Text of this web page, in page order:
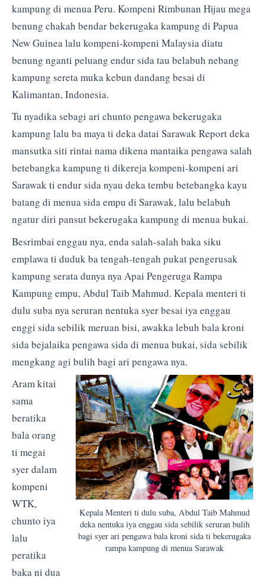
kampung di menua Peru. Kompeni Rimbunan Hijau mega
benung chakah bendar bekerugaka kampung di Papua
New Guinea lalu kompeni-kompeni Malaysia diatu
benung nganti peluang endur sida tau belabuh nebang
kampung sereta muka kebun dandang besai di
Kalimantan, Indonesia.
Tu nyadika sebagi ari chunto pengawa bekerugaka
kampung lalu ba maya ti deka datai Sarawak Report deka
mansutka siti rintai nama dikena mantaika pengawa salah
betebangka kampung ti dikereja kompeni-kompeni ari
Sarawak ti endur sida nyau deka tembu betebangka kayu
batang di menua sida empu di Sarawak, lalu belabuh
ngatur diri pansut bekerugaka kampung di menua bukai.
Besrimbai enggau nya, enda salah-salah baka siku
emplawa ti duduk ba tengah-tengah pukat pengerusak
kampung serata dunya nya Apai Pengeruga Rampa
Kampung empu, Abdul Taib Mahmud. Kepala menteri ti
dulu suba nya seruran nentuka syer besai iya enggau
enggi sida sebilik meruan bisi, awakka lebuh bala kroni
sida bejalaika pengawa sida di menua bukai, sida sebilik
mengkang agi bulih bagi ari pengawa nya.
Kepala Menteri ti dulu suba, Abdul Taib Mahmud
deka nentuka iya enggau sida sebilik seruran bulih
bagi syer ari pengawa bala kroni sida ti bekerugaka
rampa kampung di menua Sarawak
Aram kitai
sama
beratika
bala orang
ti megai
syer dalam
kompeni
WTK,
chunto iya
lalu
peratika
baka ni dua